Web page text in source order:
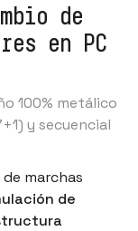
de
en PC
100% metálico
y secuencial
marchas
de